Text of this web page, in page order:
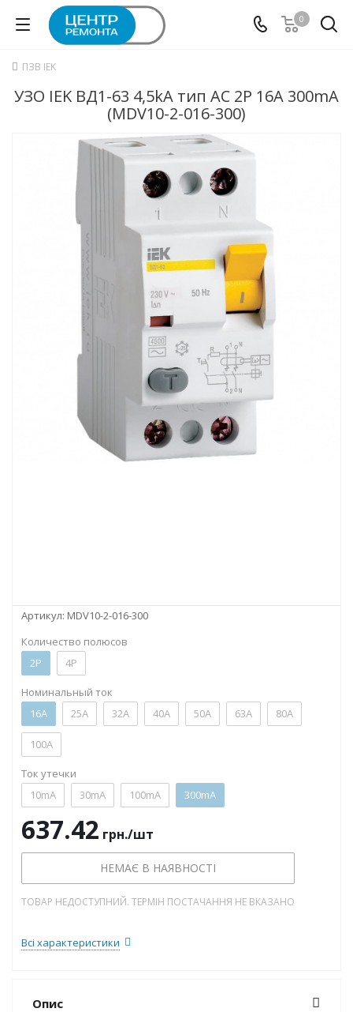
0
ПЗВ IEK
УЗО IEK ВД1-63 4,5kA тип АС 2P 16А 300mA
(MDV10-2-016-300)
Артикул: MDV10-2-016-300
Количество полюсов
2P
4P
Номинальный ток
16А
25А 32А 40А 50А 63А 80А
100А
Ток утечки
10mA
30mA 100mA 300mA
637.42 грн./шт
НЕМАЄ В НАЯВНОСТІ
ТОВАР НЕДОСТУПНИЙ. ТЕРМІН ПОСТАЧАННЯ НЕ ВКАЗАНО
Всі характеристики
Опис